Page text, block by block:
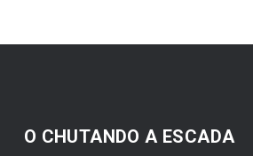
O CHUTANDO A ESCADA